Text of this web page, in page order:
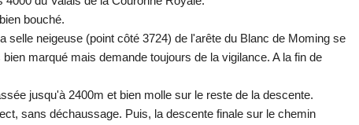
bouché.
neigeuse (point côté 3724) de l'arête du Blanc de Moming se
marqué mais demande toujours de la vigilance. A la fin de
jusqu'à 2400m et bien molle sur le reste de la descente.
sans déchaussage. Puis, la descente finale sur le chemin